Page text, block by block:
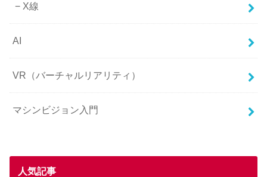
X線
AI
VR（バーチャルリアリティ）
マシンビジョン入門
人気記事